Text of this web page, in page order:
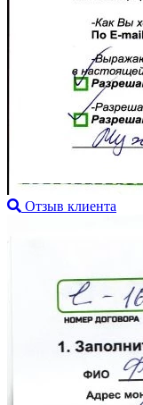
Отзыв клиента